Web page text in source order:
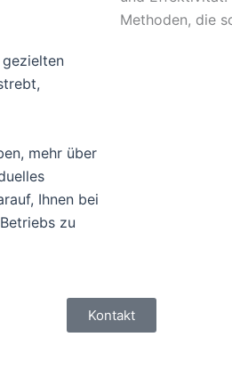
Methoden, die
mehr über
Ihnen bei
zu
Kontakt